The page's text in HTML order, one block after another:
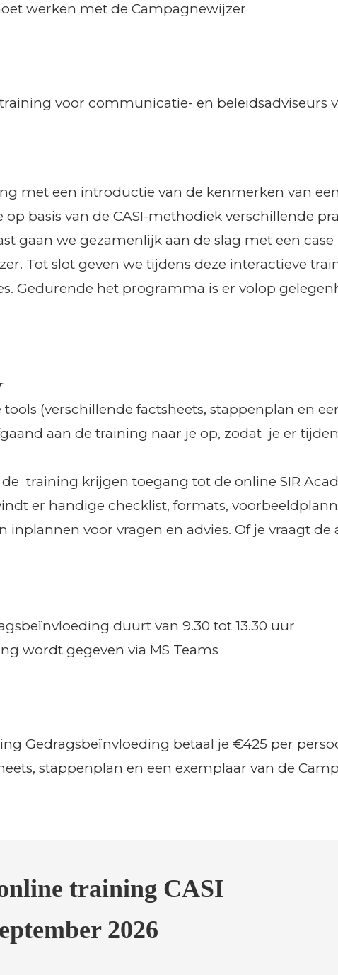
werken met de Campagnewijzer
voor communicatie- en beleidsadviseurs
met een introductie van de kenmerken van
op basis van de CASI-methodiek verschillende
gaan we gezamenlijk aan de slag met een
Tot slot geven we tijdens deze interactieve
Gedurende het programma is er volop
(verschillende factsheets, stappenplan en
aan de training naar je op, zodat je er
training krijgen toegang tot de online SIR
er handige checklist, formats,
inplannen voor vragen en advies. Of je vraagt
duurt van 9.30 tot 13.30 uur
wordt gegeven via MS Teams
Gedragsbeïnvloeding betaal je €425 per
stappenplan en een exemplaar van de
training CASI
2026